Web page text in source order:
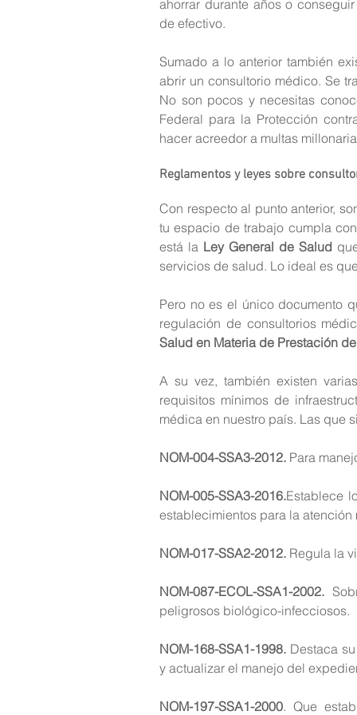
ahorrar durante años o
de efectivo.
Sumado a lo anterior también
abrir un consultorio médico. Se
No son pocos y necesitas
Federal para la Protección
hacer acreedor a multas
Reglamentos y leyes sobre
Con respecto al punto anterior,
tu espacio de trabajo cumpla
está la Ley General de Salud
servicios de salud. Lo ideal es
Pero no es el único documento
regulación de consultorios
Salud en Materia de Prestación
A su vez, también existen
requisitos mínimos de
médica en nuestro país. Las que
NOM-004-SSA3-2012. Para
NOM-005-SSA3-2016.Establece
establecimientos para la
NOM-017-SSA2-2012. Regula la
NOM-087-ECOL-SSA1-2002.
peligrosos biológico-infecciosos.
NOM-168-SSA1-1998. Destaca
y actualizar el manejo del
NOM-197-SSA1-2000. Que